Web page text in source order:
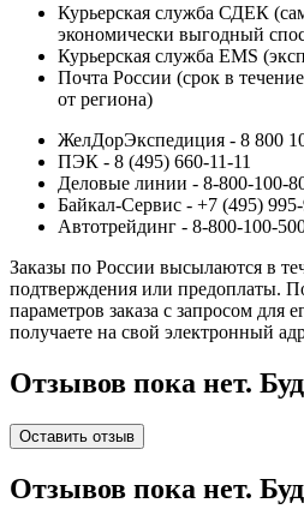
Курьерская служба СДЕК
экономически выгодный
Курьерская служба EMS
Почта России (срок в
от региона)
ЖелДорЭкспедиция - 8 800
ПЭК - 8 (495) 660-11-11
Деловые линии - 8-800-100-
Байкал-Сервис - +7 (495)
Автотрейдинг - 8-800-100-
Заказы по России высылаются в
подтверждения или предоплаты.
параметров заказа с запросом для
получаете на свой электронный
Отзывов пока нет.
Оставить отзыв
Отзывов пока нет.